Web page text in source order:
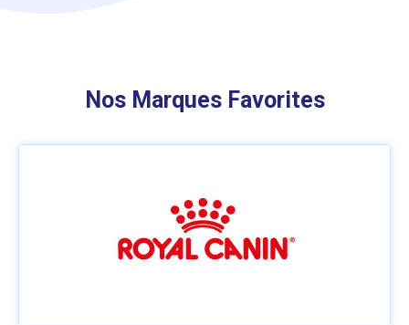
Nos Marques Favorites